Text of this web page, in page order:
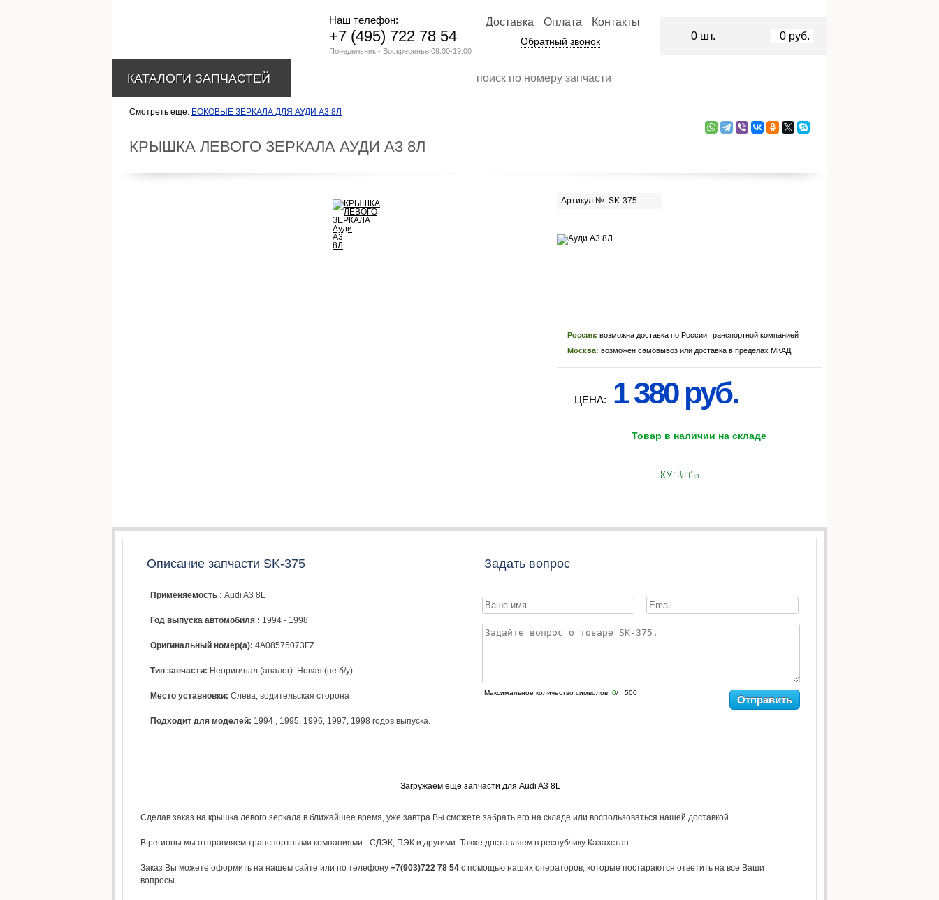
Смотреть еще: БОКОВЫЕ ЗЕРКАЛА ДЛЯ АУДИ А3 8Л
КРЫШКА ЛЕВОГО ЗЕРКАЛА АУДИ А3 8Л
Артикул №: SK-375
Россия: возможна доставка по России транспортной компанией
Москва: возможен самовывоз или доставка в пределах МКАД
ЦЕНА: 1 380 руб.
Товар в наличии на складе
КУПИТЬ
Описание запчасти SK-375
Применяемость : Audi A3 8L
Год выпуска автомобиля : 1994 - 1998
Оригинальный номер(а): 4A08575073FZ
Тип запчасти: Неоригинал (аналог). Новая (не б/у).
Место уставновки: Слева, водительская сторона
Подходит для моделей: 1994 , 1995, 1996, 1997, 1998 годов выпуска.
Задать вопрос
Максимальное количество символов: 0/ 500
Отправить
Загружаем еще запчасти для Audi A3 8L
Сделав заказ на крышка левого зеркала в ближайшее время, уже завтра Вы сможете забрать его на складе или воспользоваться нашей доставкой.
В регионы мы отправляем транспортными компаниями - СДЭК, ПЭК и другими. Также доставляем в республику Казахстан.
Заказ Вы можете оформить на нашем сайте или по телефону +7(903)722 78 54 с помощью наших операторов, которые постараются ответить на все Ваши
вопросы.
Наш телефон:
+7 (495) 722 78 54
Понедельник - Воскресенье 09.00-19.00
Доставка Оплата Контакты
Обратный звонок 0 шт. 0 руб.
КАТАЛОГИ ЗАПЧАСТЕЙ